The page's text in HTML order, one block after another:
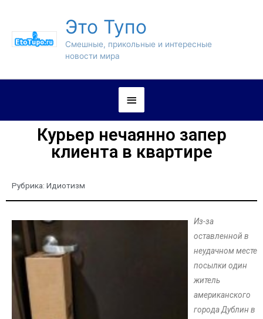
Это Тупо
Смешные, прикольные и интересные
новости мира
Курьер нечаянно запер
клиента в квартире
Рубрика: Идиотизм
Из-за
оставленной в
неудачном месте
посылки один
житель
американского
города Дублин в